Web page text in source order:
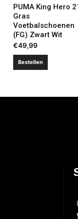
PUMA King Hero
Gras
Voetbalschoenen
(FG) Zwart Wit
€49,99
Bestellen